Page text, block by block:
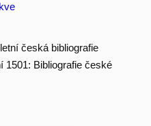
česká bibliografie
1501: Bibliografie české